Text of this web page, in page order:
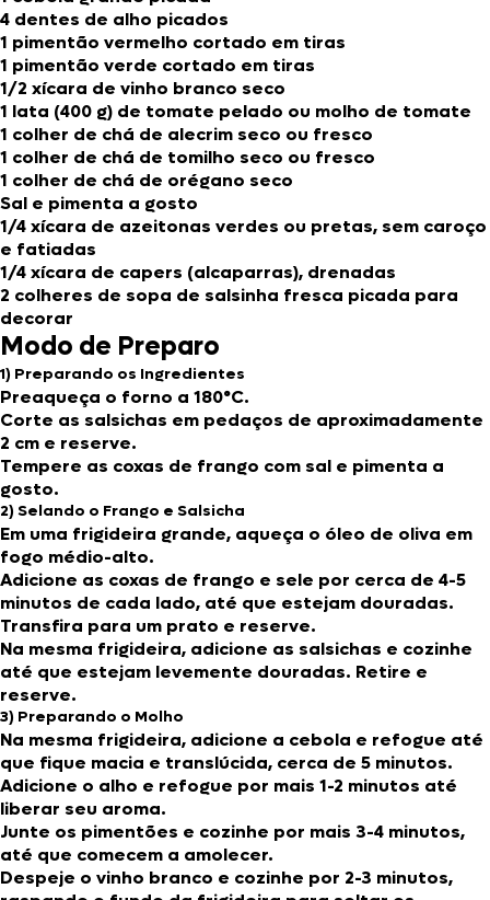
4 dentes de alho picados
1 pimentão vermelho cortado em tiras
1 pimentão verde cortado em tiras
1/2 xícara de vinho branco seco
1 lata (400 g) de tomate pelado ou molho de tomate
1 colher de chá de alecrim seco ou fresco
1 colher de chá de tomilho seco ou fresco
1 colher de chá de orégano seco
Sal e pimenta a gosto
1/4 xícara de azeitonas verdes ou pretas, sem caroço
e fatiadas
1/4 xícara de capers (alcaparras), drenadas
2 colheres de sopa de salsinha fresca picada para
decorar
Modo de Preparo
1) Preparando os Ingredientes
Preaqueça o forno a 180°C.
Corte as salsichas em pedaços de aproximadamente
2 cm e reserve.
Tempere as coxas de frango com sal e pimenta a
gosto.
2) Selando o Frango e Salsicha
Em uma frigideira grande, aqueça o óleo de oliva em
fogo médio-alto.
Adicione as coxas de frango e sele por cerca de 4-5
minutos de cada lado, até que estejam douradas.
Transfira para um prato e reserve.
Na mesma frigideira, adicione as salsichas e cozinhe
até que estejam levemente douradas. Retire e
reserve.
3) Preparando o Molho
Na mesma frigideira, adicione a cebola e refogue até
que fique macia e translúcida, cerca de 5 minutos.
Adicione o alho e refogue por mais 1-2 minutos até
liberar seu aroma.
Junte os pimentões e cozinhe por mais 3-4 minutos,
até que comecem a amolecer.
Despeje o vinho branco e cozinhe por 2-3 minutos,